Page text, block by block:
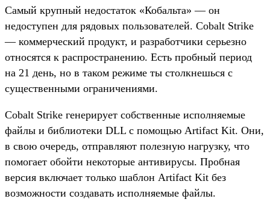
Самый крупный недостаток «Кобальта» — он
недоступен для рядовых пользователей. Cobalt Strike
— коммерческий продукт, и разработчики серьезно
относятся к распространению. Есть пробный период
на 21 день, но в таком режиме ты столкнешься с
существенными ограничениями.
Cobalt Strike генерирует собственные исполняемые
файлы и библиотеки DLL с помощью Artifact Kit. Они,
в свою очередь, отправляют полезную нагрузку, что
помогает обойти некоторые антивирусы. Пробная
версия включает только шаблон Artifact Kit без
возможности создавать исполняемые файлы.